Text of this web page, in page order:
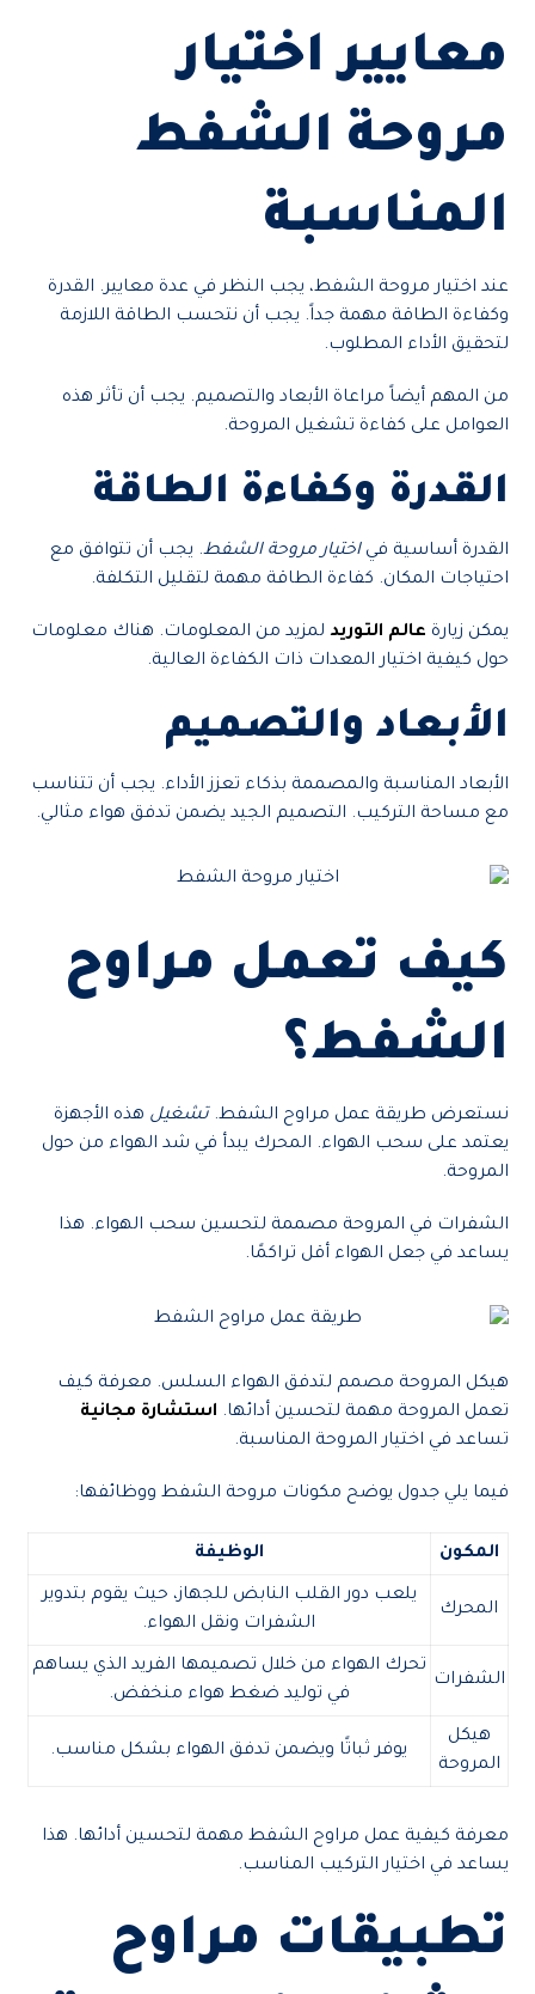
معايير اختيار
مروحة الشفط
المناسبة
عند اختيار مروحة الشفط، يجب النظر في عدة معايير. القدرة
وكفاءة الطاقة مهمة جداً. يجب أن نتحسب الطاقة اللازمة
لتحقيق الأداء المطلوب.
من المهم أيضاً مراعاة الأبعاد والتصميم. يجب أن تأثر هذه
العوامل على كفاءة تشغيل المروحة.
القدرة وكفاءة الطاقة
القدرة أساسية فياختيار مروحة الشفط. يجب أن تتوافق مع
احتياجات المكان. كفاءة الطاقة مهمة لتقليل التكلفة.
يمكن زيارة عالم التوريد لمزيد من المعلومات. هناك معلومات
حول كيفية اختيار المعدات ذات الكفاءة العالية.
الأبعاد والتصميم
الأبعاد المناسبة والمصممة بذكاء تعزز الأداء. يجب أن تتناسب
مع مساحة التركيب. التصميم الجيد يضمن تدفق هواء مثالي.
كيف تعمل مراوح
الشفط؟
نستعرض طريقة عمل مراوح الشفط.تشغيل هذه الأجهزة
يعتمد على سحب الهواء. المحرك يبدأ في شد الهواء من حول
المروحة.
الشفرات في المروحة مصممة لتحسين سحب الهواء. هذا
يساعد في جعل الهواء أقل تراكمًا.
هيكل المروحة مصمم لتدفق الهواء السلس. معرفة كيف
تعمل المروحة مهمة لتحسين أدائها. استشارة مجانية
تساعد في اختيار المروحة المناسبة.
فيما يلي جدول يوضح مكونات مروحة الشفط ووظائفها:
المكون الوظيفة
المحرك
يلعب دور القلب النابض للجهاز، حيث يقوم بتدوير
الشفرات ونقل الهواء.
الشفرات
تحرك الهواء من خلال تصميمها الفريد الذي يساهم
في توليد ضغط هواء منخفض.
هيكل
المروحة
يوفر ثباتًا ويضمن تدفق الهواء بشكل مناسب.
معرفة كيفية عمل مراوح الشفط مهمة لتحسين أدائها. هذا
يساعد في اختيار التركيب المناسب.
تطبيقات مراوح